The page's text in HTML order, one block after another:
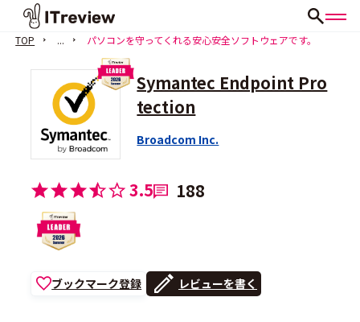
TOP ... パソコンを守ってくれる安心安全ソフトウェアです。
Symantec Endpoint Pro
tection
Broadcom Inc.
3.5 188
ブックマーク登録 レビューを書く